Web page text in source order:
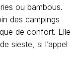
ou bambous.
des campings
de confort. Elle
sieste, si l’appel